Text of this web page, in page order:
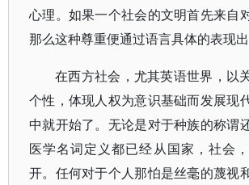
心理。如果一个社会的文明首先来自
那么这种尊重便通过语言具体的表现出
在西方社会，尤其英语世界，以
个性，体现人权为意识基础而发展现
中就开始了。无论是对于种族的称谓
医学名词定义都已经从国家，社会
开。任何对于个人那怕是丝毫的蔑视